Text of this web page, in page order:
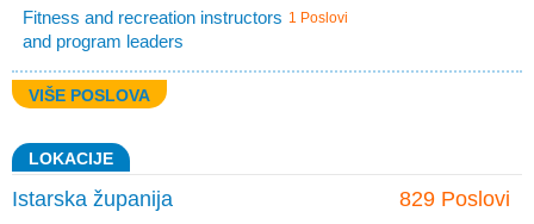
Fitness and recreation instructors
and program leaders
1 Poslovi
VIŠE POSLOVA
LOKACIJE
829 Poslovi
Istarska županija